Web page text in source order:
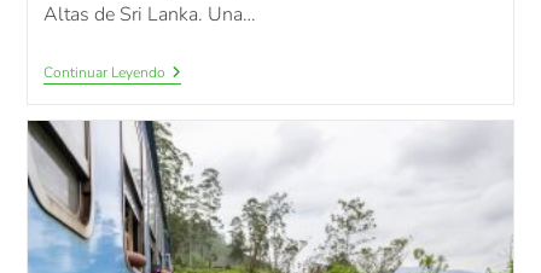
Altas de Sri Lanka. Una…
Continuar Leyendo